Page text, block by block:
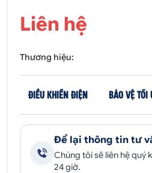
Liên hệ
Thương hiệu:
ĐIỀU KHIỂN ĐIỆN BẢO VỆ TỐI
Để lại thông tin tư
Chúng tôi sẽ liên hệ quý
24 giờ.